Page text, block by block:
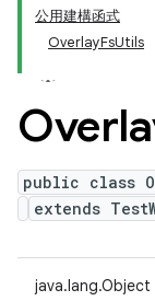
公用建構函式
OverlayFsUtils
public class
extends
java.lang.Object